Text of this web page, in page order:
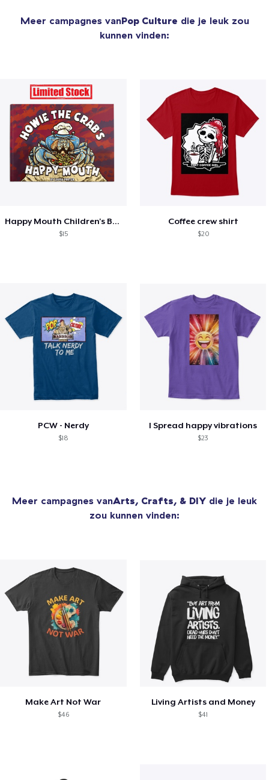
Meer campagnes vanPop Culture die je leuk zou
kunnen vinden:
Happy Mouth Children's Book
$15
Coffee crew shirt
$20
PCW - Nerdy
$18
I Spread happy vibrations
$23
Meer campagnes vanArts, Crafts, & DIY die je leuk
zou kunnen vinden:
Make Art Not War
$46
Living Artists and Money
$41